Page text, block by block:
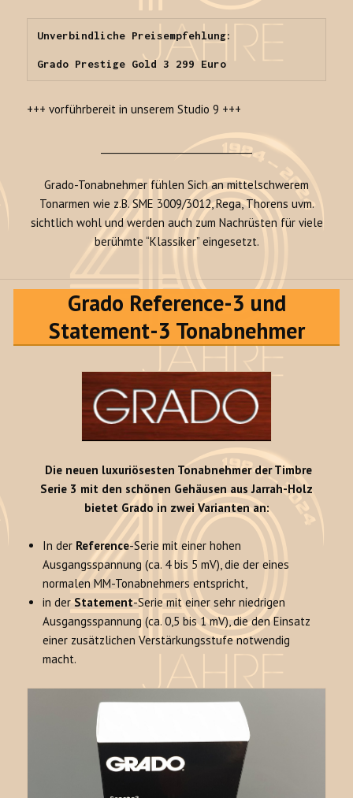
Unverbindliche Preisempfehlung:
Grado Prestige Gold 3 299 Euro
+++ vorführbereit in unserem Studio 9 +++
________________________________
Grado-Tonabnehmer fühlen Sich an mittelschwerem
Tonarmen wie z.B. SME 3009/3012, Rega, Thorens uvm.
sichtlich wohl und werden auch zum Nachrüsten für viele
berühmte “Klassiker” eingesetzt.
Grado Reference-3 und
Statement-3 Tonabnehmer
Die neuen luxuriösesten Tonabnehmer der Timbre
Serie 3 mit den schönen Gehäusen aus Jarrah-Holz
bietet Grado in zwei Varianten an:
In der Reference-Serie mit einer hohen
Ausgangsspannung (ca. 4 bis 5 mV), die der eines
normalen MM-Tonabnehmers entspricht,
in derStatement-Serie mit einer sehr niedrigen
Ausgangsspannung (ca. 0,5 bis 1 mV), die den Einsatz
einer zusätzlichen Verstärkungsstufe notwendig
macht.